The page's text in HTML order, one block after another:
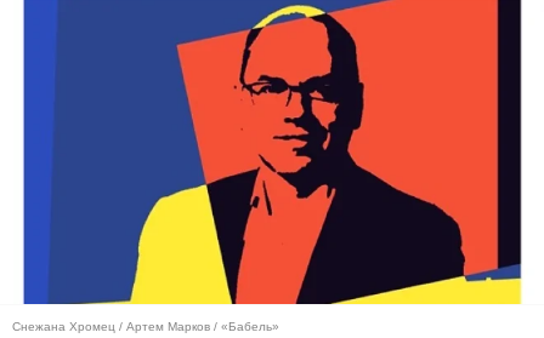
Снежана Хромец / Артем Марков / «Бабель»